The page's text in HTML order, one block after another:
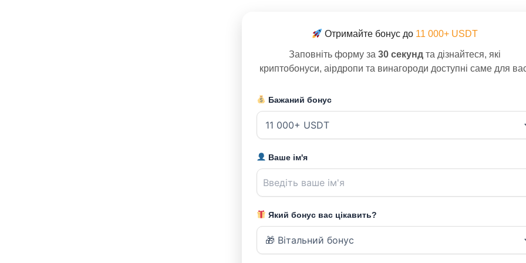
Отримайте бонус до 11 000+ USDT
Заповніть форму за 30 секундта дізнайтеся, які
криптобонуси, аірдропи та винагороди доступні саме для
Бажаний бонус
Ваше ім'я
Який бонус вас цікавить?